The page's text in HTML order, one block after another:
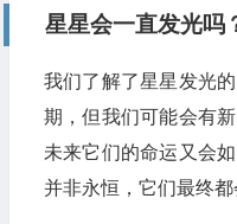
星星会一直发光吗
我们了解了星星发光
期，但我们可能会有
未来它们的命运又会
并非永恒，它们最终都